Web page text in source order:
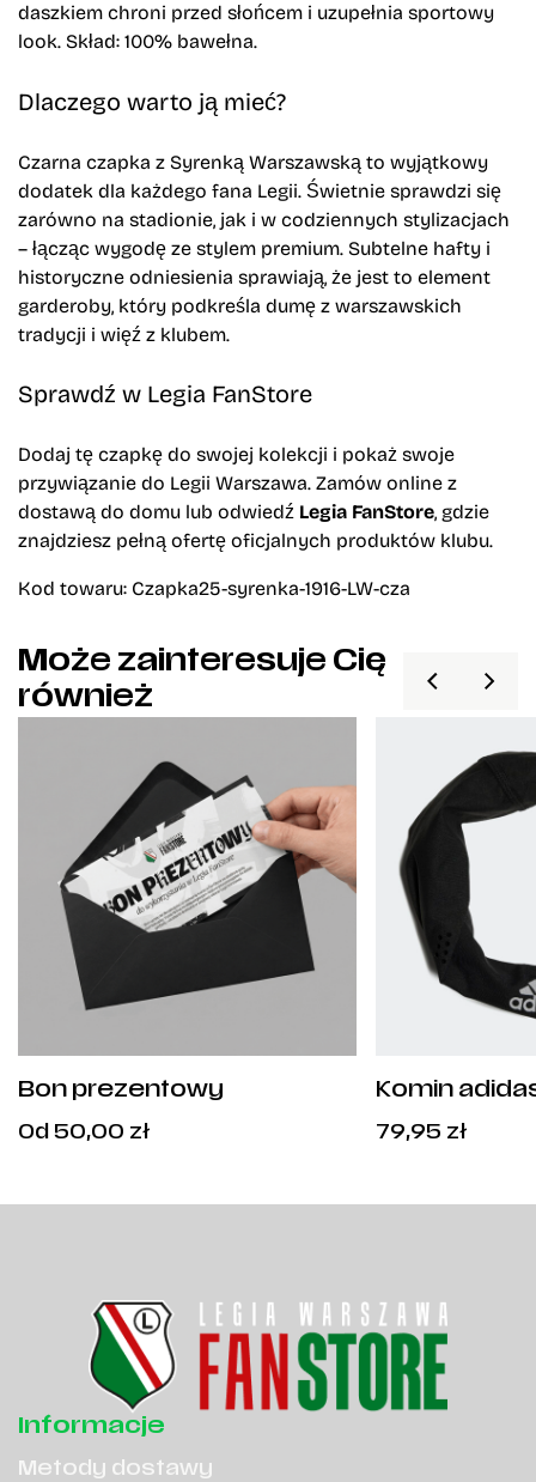
daszkiem chroni przed słońcem i uzupełnia sportowy
look. Skład: 100% bawełna.
Dlaczego warto ją mieć?
Czarna czapka z Syrenką Warszawską to wyjątkowy
dodatek dla każdego fana Legii. Świetnie sprawdzi się
zarówno na stadionie, jak i w codziennych stylizacjach
– łącząc wygodę ze stylem premium. Subtelne hafty i
historyczne odniesienia sprawiają, że jest to element
garderoby, który podkreśla dumę z warszawskich
tradycji i więź z klubem.
Sprawdź w Legia FanStore
Dodaj tę czapkę do swojej kolekcji i pokaż swoje
przywiązanie do Legii Warszawa. Zamów online z
dostawą do domu lub odwiedź Legia FanStore, gdzie
znajdziesz pełną ofertę oficjalnych produktów klubu.
Kod towaru: Czapka25-syrenka-1916-LW-cza
Może zainteresuje Cię
również
Bon prezentowy
Od 50,00 złCena
Komin
79,95 zł
Informacje
Metody dostawy